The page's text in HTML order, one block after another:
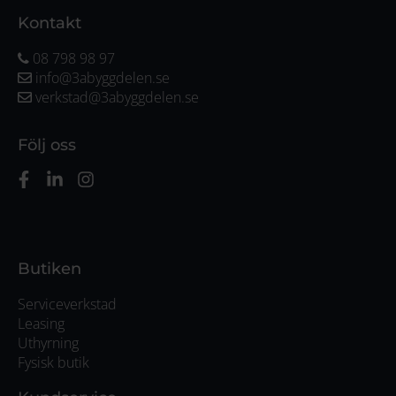
Kontakt
08 798 98 97
info@3abyggdelen.se
verkstad@3abyggdelen.se
Följ oss
Butiken
Serviceverkstad
Leasing
Uthyrning
Fysisk butik